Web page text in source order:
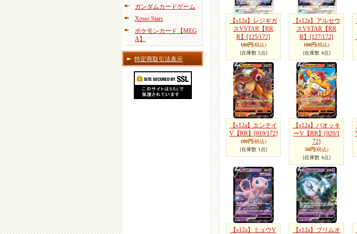
ガンダムカードゲーム
Xross Stars
ポケモンカード【MEG
A】
特定商取引法表示
【s12a】レジギガ
スVSTAR【RR
R】 [125/172]
100円(税込)
[在庫数 5点]
【s12a】アルセウ
スVSTAR【RR
R】 [127/172]
100円(税込)
[在庫数 4点]
【s12a】エンテイ
V【RR】
[019/172]
100円(税込)
[在庫数 1点]
【s12a】バオッキ
ーV【RR】
[020/1
72]
50円(税込)
[在庫数 4点]
【s12a】ミュウV
【s12a】ブリムオ